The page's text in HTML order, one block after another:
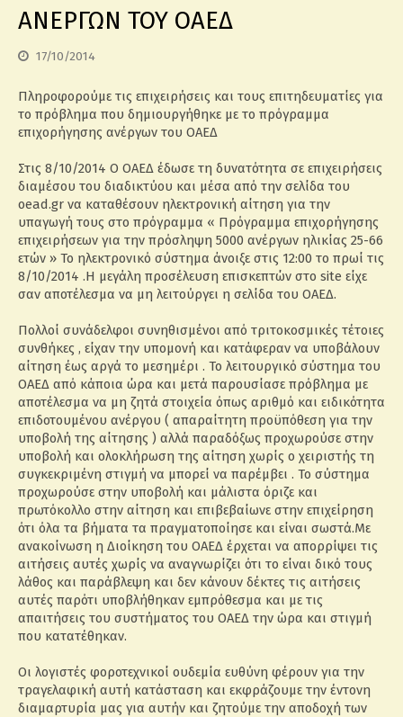
ΑΝΕΡΓΩΝ ΤΟΥ ΟΑΕΔ
17/10/2014
Πληροφορούμε τις επιχειρήσεις και τους επιτηδευματίες για
το πρόβλημα που δημιουργήθηκε με το πρόγραμμα
επιχορήγησης ανέργων του ΟΑΕΔ
Στις 8/10/2014 Ο ΟΑΕΔ έδωσε τη δυνατότητα σε επιχειρήσεις
διαμέσου του διαδικτύου και μέσα από την σελίδα του
oead.gr να καταθέσουν ηλεκτρονική αίτηση για την
υπαγωγή τους στο πρόγραμμα « Πρόγραμμα επιχορήγησης
επιχειρήσεων για την πρόσληψη 5000 ανέργων ηλικίας 25-66
ετών » Το ηλεκτρονικό σύστημα άνοιξε στις 12:00 το πρωί τις
8/10/2014 .H μεγάλη προσέλευση επισκεπτών στο site είχε
σαν αποτέλεσμα να μη λειτούργει η σελίδα του ΟΑΕΔ.
Πολλοί συνάδελφοι συνηθισμένοι από τριτοκοσμικές τέτοιες
συνθήκες , είχαν την υπομονή και κατάφεραν να υποβάλουν
αίτηση έως αργά το μεσημέρι . Το λειτουργικό σύστημα του
ΟΑΕΔ από κάποια ώρα και μετά παρουσίασε πρόβλημα με
αποτέλεσμα να μη ζητά στοιχεία όπως αριθμό και ειδικότητα
επιδοτουμένου ανέργου ( απαραίτητη προϋπόθεση για την
υποβολή της αίτησης ) αλλά παραδόξως προχωρούσε στην
υποβολή και ολοκλήρωση της αίτηση χωρίς ο χειριστής τη
συγκεκριμένη στιγμή να μπορεί να παρέμβει . Το σύστημα
προχωρούσε στην υποβολή και μάλιστα όριζε και
πρωτόκολλο στην αίτηση και επιβεβαίωνε στην επιχείρηση
ότι όλα τα βήματα τα πραγματοποίησε και είναι σωστά.Με
ανακοίνωση η Διοίκηση του ΟΑΕΔ έρχεται να απορρίψει τις
αιτήσεις αυτές χωρίς να αναγνωρίζει ότι το είναι δικό τους
λάθος και παράβλεψη και δεν κάνουν δέκτες τις αιτήσεις
αυτές παρότι υποβλήθηκαν εμπρόθεσμα και με τις
απαιτήσεις του συστήματος του ΟΑΕΔ την ώρα και στιγμή
που κατατέθηκαν.
Οι λογιστές φοροτεχνικοί ουδεμία ευθύνη φέρουν για την
τραγελαφική αυτή κατάσταση και εκφράζουμε την έντονη
διαμαρτυρία μας για αυτήν και ζητούμε την αποδοχή των